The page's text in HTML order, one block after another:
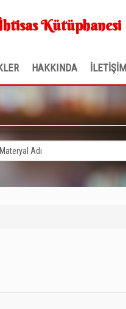
Kütüphanesi
HAKKINDA İLETİŞİM